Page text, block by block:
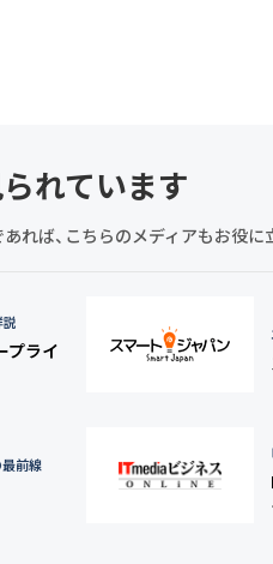
れています
れば、こちらのメディアもお役に
プライ
前線